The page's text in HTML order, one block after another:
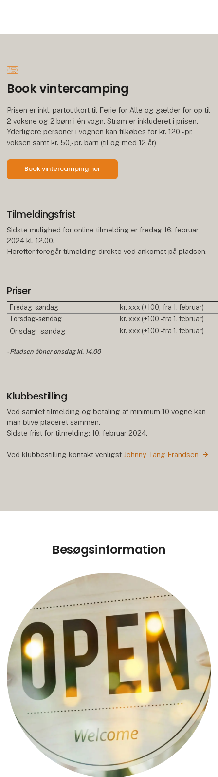
Book vintercamping
Prisen er inkl. partoutkort til Ferie for Alle og gælder for op til
2 voksne og 2 børn i én vogn. Strøm er inkluderet i prisen.
Yderligere personer i vognen kan tilkøbes for kr. 120,- pr.
voksen samt kr. 50,- pr. barn (til og med 12 år)
Book vintercamping her
Tilmeldingsfrist
Sidste mulighed for online tilmelding er fredag 16. februar
2024 kl. 12.00.
Herefter foregår tilmelding direkte ved ankomst på pladsen.
Priser
Fredag - søndag
kr. xxx (+100,- fra 1. februar)
Torsdag - søndag
kr. xxx (+100,- fra 1. februar)
Onsdag - søndag kr. xxx (+100,- fra 1. februar)
- Pladsen åbner onsdag kl. 14.00
Klubbestilling
Ved samlet tilmelding og betaling af minimum 10 vogne kan
man blive placeret sammen.
Sidste frist for tilmelding: 10. februar 2024.
Ved klubbestilling kontakt venligst Johnny Tang Frandsen
Besøgsinformation